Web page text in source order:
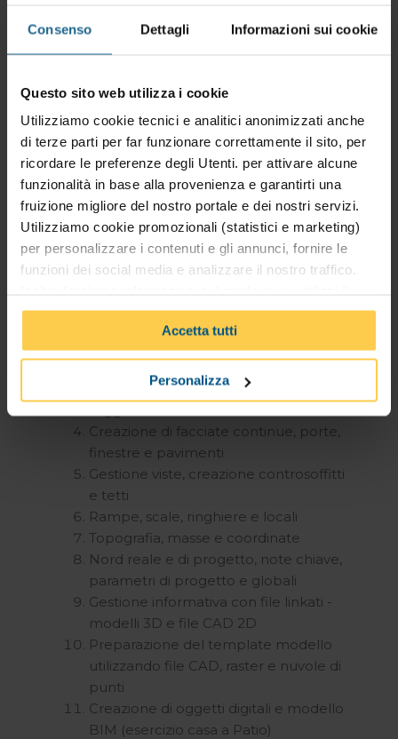
Consenso Dettagli Informazioni sui cookie
Questo sito web utilizza i cookie
Utilizziamo cookie tecnici e analitici anonimizzati anche
di terze parti per far funzionare correttamente il sito, per
ricordare le preferenze degli Utenti. per attivare alcune
funzionalità in base alla provenienza e garantirti una
fruizione migliore del nostro portale e dei nostri servizi.
Utilizziamo cookie promozionali (statistici e marketing)
per personalizzare i contenuti e gli annunci, fornire le
funzioni dei social media e analizzare il nostro traffico.
nostro sito ai nostri partner che si occupano di analisi dei
dati web, pubblicità e social media, i quali potrebbero
combinarle con altre informazioni che hai fornito loro o
che hanno raccolto in base al tuo utilizzo dei loro servizi.
Cliccando su “PERSONALIZZA“ potrai scegliere quali
cookie potranno essere implementati ad esclusione di
quelli tecnici che sono necessari per il funzionamento del
sito. Cliccando su “ACCETTA TUTTI” invece accetterai di
implementare tutti i cookie. Chiudendo questo banner
verranno installati i soli cookie necessari al
funzionamento del sito. Per tutte le informazioni complete
ti invitiamo a consultare le "Informazioni sui Cookie" qui
Accetta tutti
Personalizza
Destinatari
operano nella modellazione architettonica
e strutturale; Geometri interessati alla
modellazione e gestione di edifici in
ambiente BIM; Tecnici di studi professionali
o imprese edili; Disegnatori CAD che
desiderano specializzarsi e aggiornarsi al
metodo BIM.
Argomenti
Il corso si articola in 16 lezioni
Principali comandi di modifica e
Creazione di facciate continue, porte,
finestre e pavimenti
Gestione viste, creazione controsoffitti
e tetti
Rampe, scale, ringhiere e locali
Topografia, masse e coordinate
Nord reale e di progetto, note chiave,
parametri di progetto e globali
Gestione informativa con file linkati -
modelli 3D e file CAD 2D
Preparazione del template modello
utilizzando file CAD, raster e nuvole di
punti
Creazione di oggetti digitali e modello
BIM (esercizio casa a Patio)